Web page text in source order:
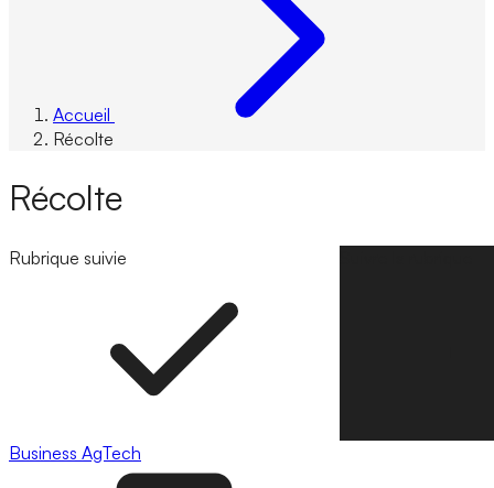
Accueil
Récolte
Récolte
Rubrique suivie
Business AgTech